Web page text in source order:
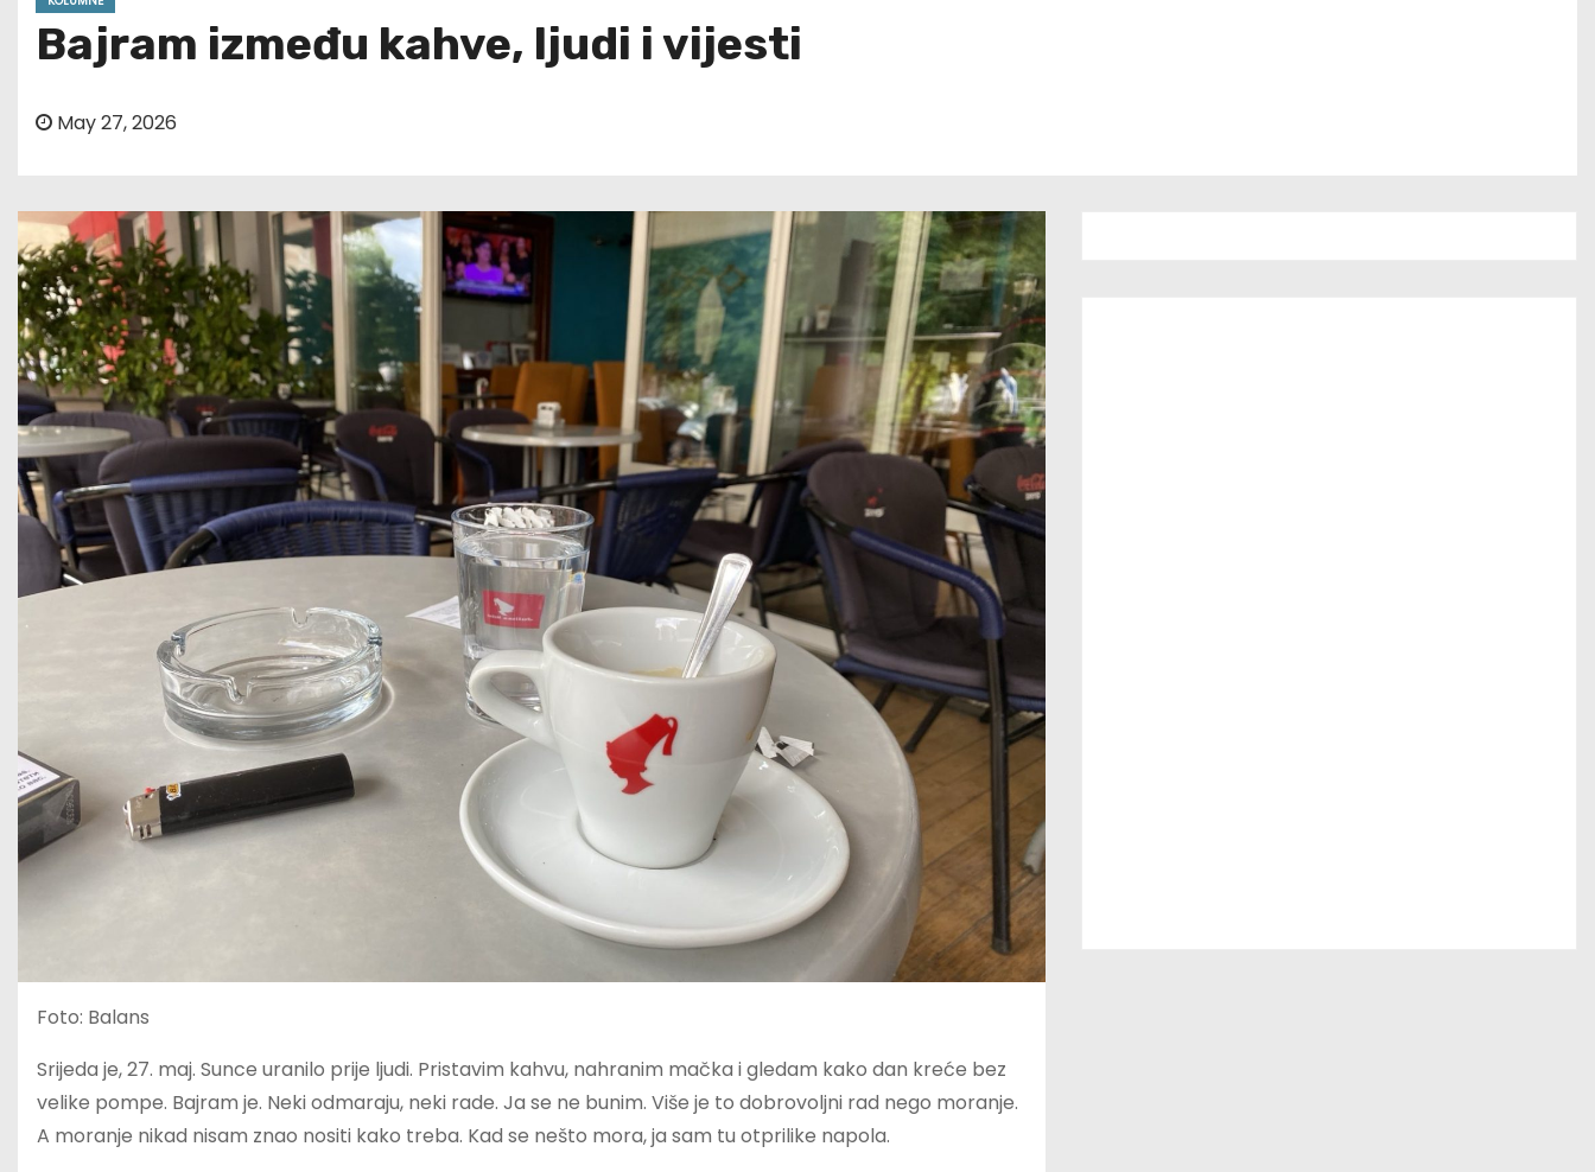
Bajram između kahve, ljudi i vijesti
May 27, 2026
Foto: Balans
Srijeda je, 27. maj. Sunce uranilo prije ljudi. Pristavim kahvu, nahranim mačka i gledam kako dan kreće bez
velike pompe. Bajram je. Neki odmaraju, neki rade. Ja se ne bunim. Više je to dobrovoljni rad nego moranje.
A moranje nikad nisam znao nositi kako treba. Kad se nešto mora, ja sam tu otprilike napola.